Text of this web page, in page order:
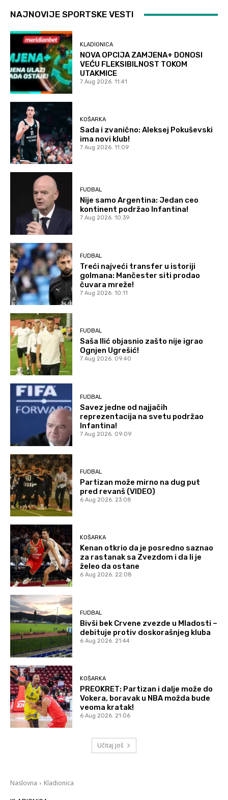
NAJNOVIJE SPORTSKE VESTI
KLADIONICA
NOVA OPCIJA ZAMJENA+ DONOSI
VEĆU FLEKSIBILNOST TOKOM
UTAKMICE
7 Aug 2026. 11:41
KOŠARKA
Sada i zvanično: Aleksej Pokuševski
ima novi klub!
7 Aug 2026. 11:09
FUDBAL
Nije samo Argentina: Jedan ceo
kontinent podržao Infantina!
7 Aug 2026. 10:39
FUDBAL
Treći najveći transfer u istoriji
golmana: Mančester siti prodao
čuvara mreže!
7 Aug 2026. 10:11
FUDBAL
Saša Ilić objasnio zašto nije igrao
Ognjen Ugrešić!
7 Aug 2026. 09:40
FUDBAL
Savez jedne od najjačih
reprezentacija na svetu podržao
Infantina!
7 Aug 2026. 09:09
FUDBAL
Partizan može mirno na dug put
pred revanš (VIDEO)
6 Aug 2026. 23:08
KOŠARKA
Kenan otkrio da je posredno saznao
za rastanak sa Zvezdom i da li je
želeo da ostane
6 Aug 2026. 22:08
FUDBAL
Bivši bek Crvene zvezde u Mladosti –
debituje protiv doskorašnjeg kluba
6 Aug 2026. 21:44
KOŠARKA
PREOKRET: Partizan i dalje može do
Vokera, boravak u NBA možda bude
veoma kratak!
6 Aug 2026. 21:06
Učitaj još